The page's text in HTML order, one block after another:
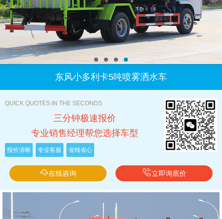
东风小多利卡5吨喷雾洒水车
QUICK QUOTES IN THE SECONDS
三分钟极速报价
专业销售经理帮您选择车型
报价清晰 专业客服 省钱省心
在线咨询 立即询底价